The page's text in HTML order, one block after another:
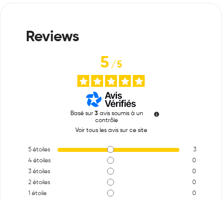
5/5
Basé sur 3 avis soumis à un
contrôle
Voir tous les avis sur ce site
5 étoiles
3
4 étoiles
0
3 étoiles
0
2 étoiles
0
1 étoile 0